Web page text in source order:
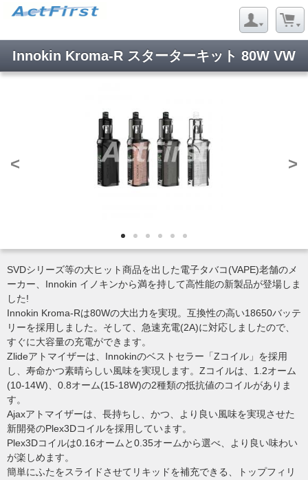
Innokin Kroma-R スターターキット 80W VW
< >
SVDシリーズ等の大ヒット商品を出した電子タバコ(VAPE)老舗のメ
ーカー、Innokin イノキンから満を持して高性能の新製品が登場しま
した!
Innokin Kroma-Rは80Wの大出力を実現。互換性の高い18650バッテ
リーを採用しました。そして、急速充電(2A)に対応しましたので、
すぐに大容量の充電ができます。
Zlideアトマイザーは、Innokinのベストセラー「Zコイル」を採用
し、寿命かつ素晴らしい風味を実現します。Zコイルは、1.2オーム
(10-14W)、0.8オーム(15-18W)の2種類の抵抗値のコイルがありま
す。
Ajaxアトマイザーは、長持ちし、かつ、より良い風味を実現させた
新開発のPlex3Dコイルを採用しています。
Plex3Dコイルは0.16オームと0.35オームから選べ、より良い味わい
が楽しめます。
簡単にふたをスライドさせてリキッドを補充できる、トップフィリ